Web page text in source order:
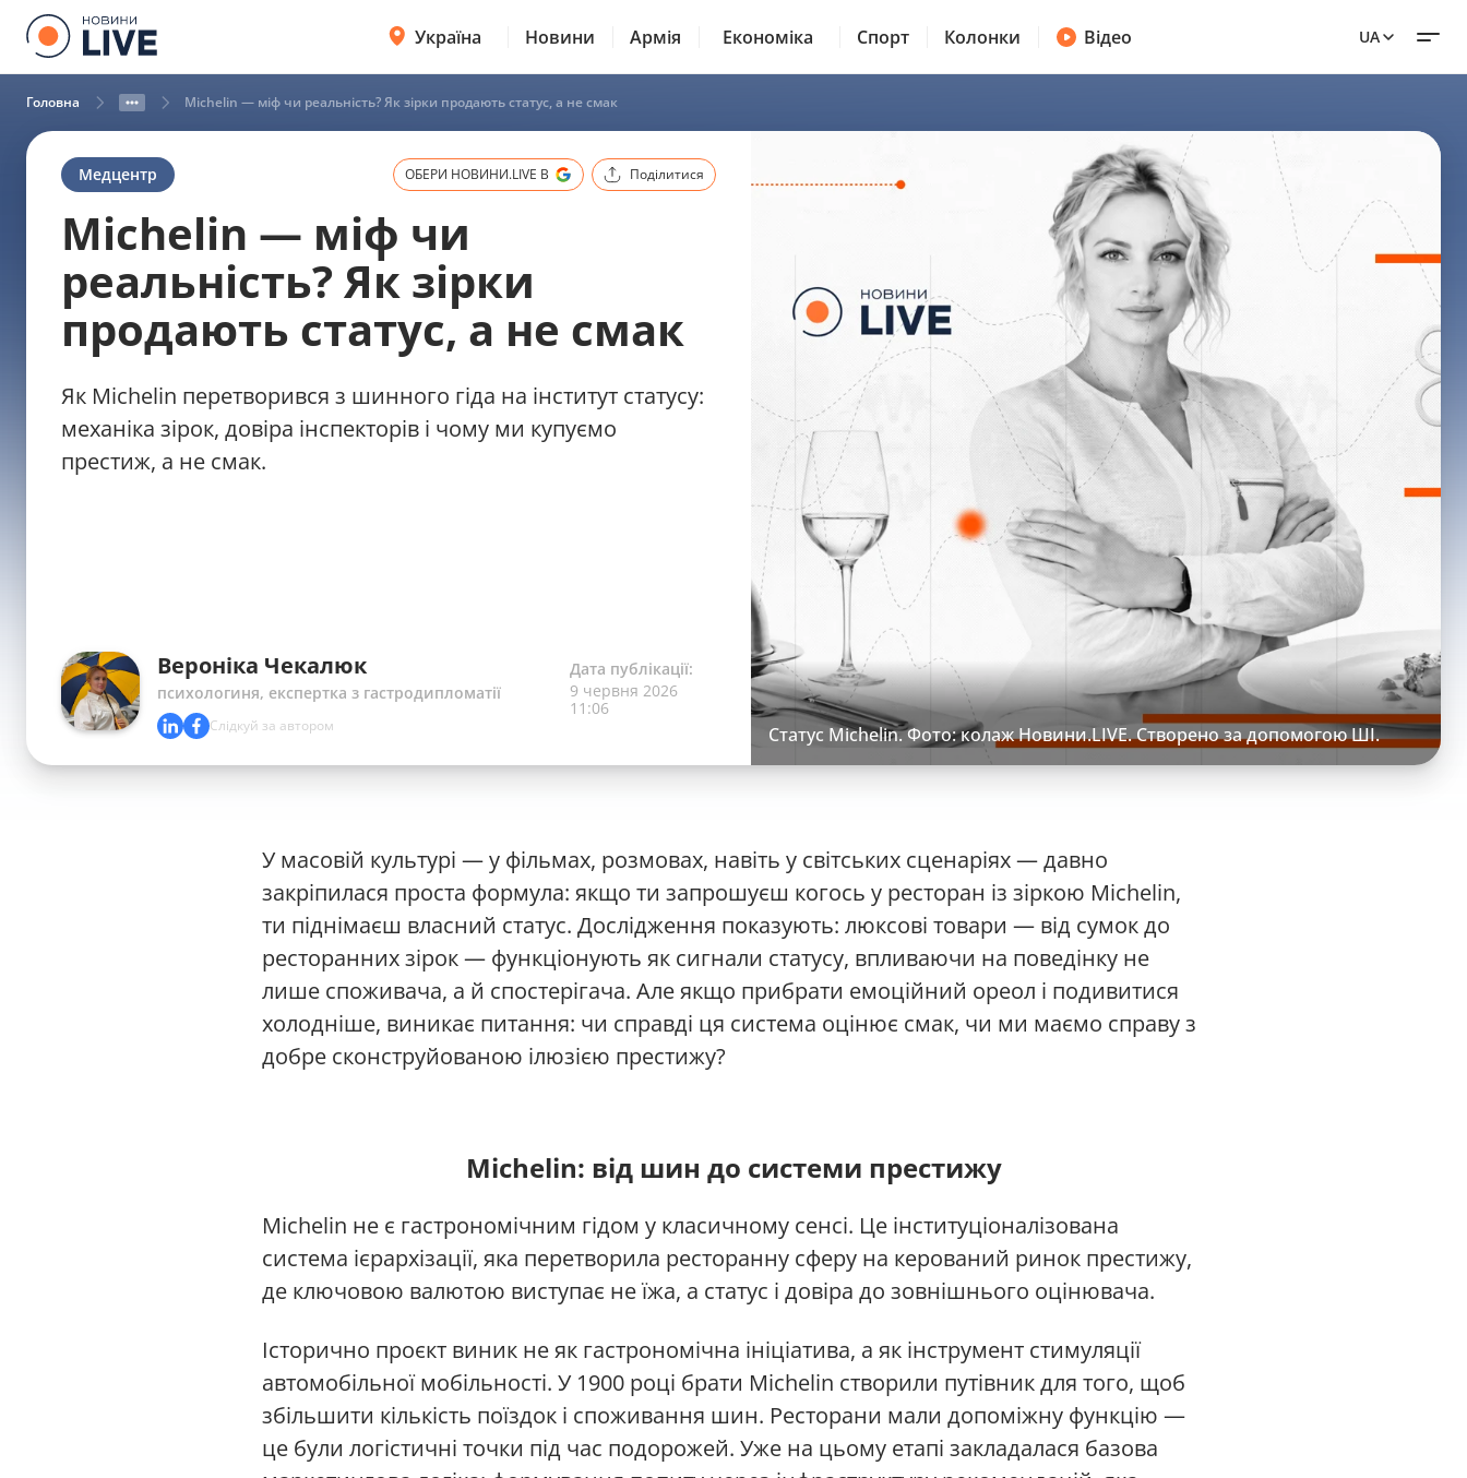
Україна Новини Армія Економіка Спорт Колонки Відео UA
Головна Michelin — міф чи реальність? Як зірки продають статус, а не смак
Медцентр ОБЕРИ НОВИНИ.LIVE В Поділитися
Michelin — міф чи
реальність? Як зірки
продають статус, а не смак
Як Michelin перетворився з шинного гіда на інститут статусу:
механіка зірок, довіра інспекторів і чому ми купуємо
престиж, а не смак.
Вероніка Чекалюк
психологиня, експертка з гастродипломатії
Слідкуй за автором
Дата публікації:
9 червня 2026
11:06
Статус Michelin. Фото: колаж Новини.LIVE. Створено за допомогою ШІ.
У масовій культурі — у фільмах, розмовах, навіть у світських сценаріях — давно
закріпилася проста формула: якщо ти запрошуєш когось у ресторан із зіркою Michelin,
ти піднімаєш власний статус. Дослідження показують: люксові товари — від сумок до
ресторанних зірок — функціонують як сигнали статусу, впливаючи на поведінку не
лише споживача, а й спостерігача. Але якщо прибрати емоційний ореол і подивитися
холодніше, виникає питання: чи справді ця система оцінює смак, чи ми маємо справу з
добре сконструйованою ілюзією престижу?
Michelin: від шин до системи престижу
Michelin не є гастрономічним гідом у класичному сенсі. Це інституціоналізована
система ієрархізації, яка перетворила ресторанну сферу на керований ринок престижу,
де ключовою валютою виступає не їжа, а статус і довіра до зовнішнього оцінювача.
Історично проєкт виник не як гастрономічна ініціатива, а як інструмент стимуляції
автомобільної мобільності. У 1900 році брати Michelin створили путівник для того, щоб
збільшити кількість поїздок і споживання шин. Ресторани мали допоміжну функцію —
це були логістичні точки під час подорожей. Уже на цьому етапі закладалася базова